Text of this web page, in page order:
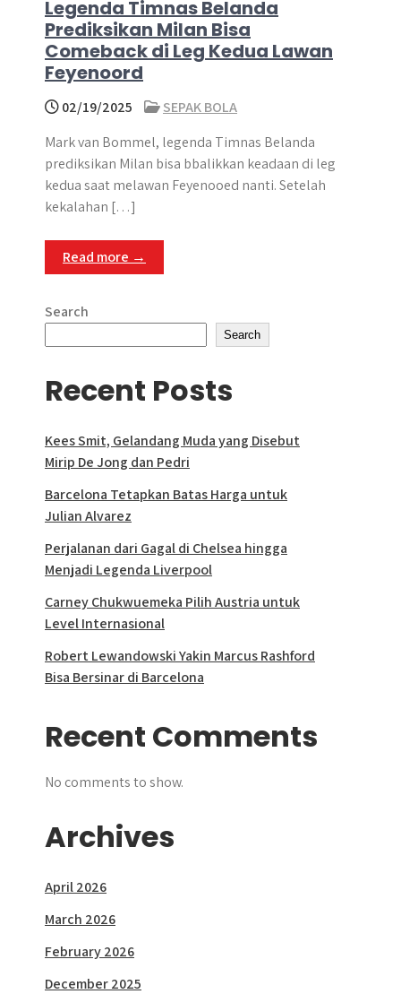
Legenda Timnas Belanda
Prediksikan Milan Bisa
Comeback di Leg Kedua Lawan
Feyenoord
02/19/2025
SEPAK BOLA
Mark van Bommel, legenda Timnas Belanda
prediksikan Milan bisa bbalikkan keadaan di leg
kedua saat melawan Feyenooed nanti. Setelah
kekalahan […]
Read more →
Search
Search
Recent Posts
Kees Smit, Gelandang Muda yang Disebut
Mirip De Jong dan Pedri
Barcelona Tetapkan Batas Harga untuk
Julian Alvarez
Perjalanan dari Gagal di Chelsea hingga
Menjadi Legenda Liverpool
Carney Chukwuemeka Pilih Austria untuk
Level Internasional
Robert Lewandowski Yakin Marcus Rashford
Bisa Bersinar di Barcelona
Recent Comments
No comments to show.
Archives
April 2026
March 2026
February 2026
December 2025